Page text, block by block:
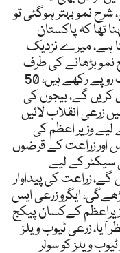
فیصد ہوگئی، شرح نمو بہتر ہوگئی تو
تھا کہ پاکستان
ہے، میرے نزدیک
نمو بڑھانے کی طرف
جانا ہے، زرعی قرض کے لیے 2250 ارب روپے رکھے ہیں، 50
کریں گے، بیجوں کی
زرعی انقلاب لائیں
لیے وزیر اعظم کی
اور زراعت کے قرضوں
کے لیے
زراعت کی پیداوار
ایگرو زرعی ایس
کےکسان پیکج
آیا، زرعی ٹیوب ویلز
شفٹ کرنا ضروری ہے، 50 ہزار ٹیوب ویلز کو سولر